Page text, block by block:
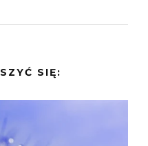
SIĘ: